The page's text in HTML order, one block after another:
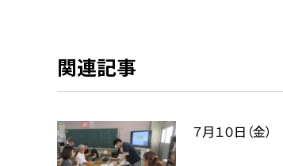
関連記事
７月１０日（金